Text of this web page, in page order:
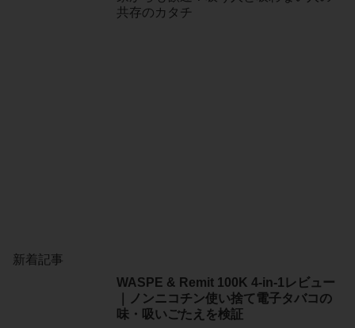
共存のカタチ
新着記事
WASPE & Remit 100K 4-in-1レビュー
｜ノンニコチン使い捨て電子タバコの
味・吸いごたえを検証